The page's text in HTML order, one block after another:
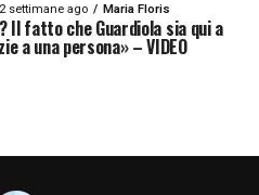
2 settimane ago Maria Floris
Il fatto che Guardiola sia qui a
a una persona» – VIDEO